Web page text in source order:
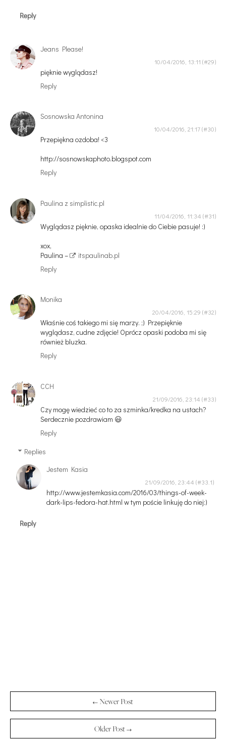
Reply
Jeans Please!
10/04/2016, 13:11
pięknie wyglądasz!
Reply
Sosnowska Antonina
10/04/2016, 21:17
Przepiękna ozdoba! <3
http://sosnowskaphoto.blogspot.com
Reply
Paulina z simplistic.pl
11/04/2016, 11:34
Wyglądasz pięknie, opaska idealnie do Ciebie pasuje! :)
xox,
Paulina –
itspaulinab.pl
Reply
Monika
20/04/2016, 15:29
Właśnie coś takiego mi się marzy. ;) Przepięknie
wyglądasz, cudne zdjęcie! Oprócz opaski podoba mi się
również bluzka.
Reply
CCH
21/09/2016, 23:14
Czy mogę wiedzieć co to za szminka/kredka na ustach?
Serdecznie pozdrawiam 😃
Reply
Replies
Jestem Kasia
21/09/2016, 23:44
http://www.jestemkasia.com/2016/03/things-of-week-
dark-lips-fedora-hat.html w tym poście linkuję do niej:)
Reply
← Newer Post
Older Post →